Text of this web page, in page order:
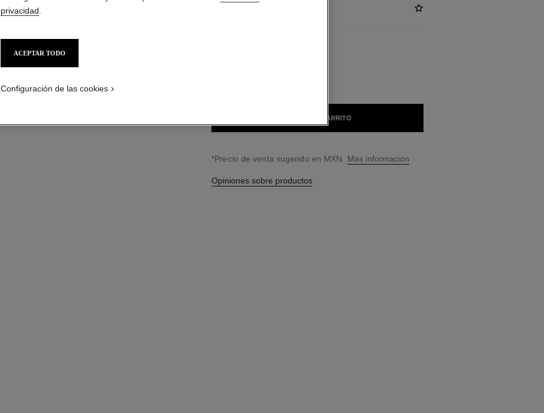
AÑADIR AL CARRITO
↩
*Precio de venta sugerido en MXN. Más información
Opiniones sobre productos
privacidad
ACEPTAR TODO
Configuración de las cookies